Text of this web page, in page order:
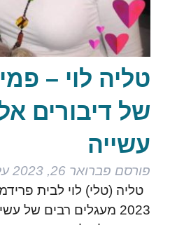
טליה לוי –
של דיבורים
עשייה
פורסם פברואר 26, 2023
2023 מעגלים רבים של